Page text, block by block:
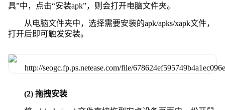
具”中，点击“安装apk”，则会打开电脑文件夹。
从电脑文件夹中，选择需要安装的apk/apks/xapk文件，
打开后即可触发安装。
(2) 拖拽安装